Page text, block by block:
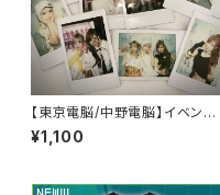
【東京電脳/中野電脳】イベントラ
ンダムチェキ - 8/1,2 Lives I
n London -
¥1,100